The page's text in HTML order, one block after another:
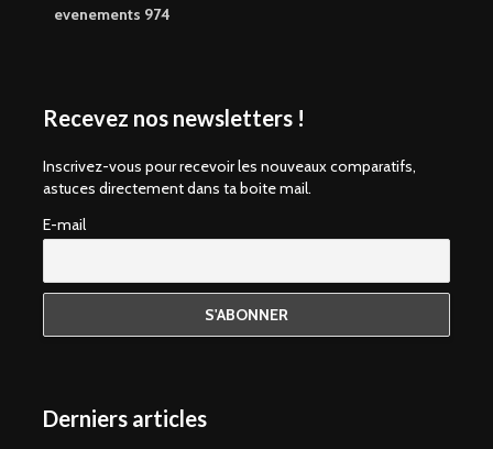
evenements 974
Recevez nos newsletters !
Inscrivez-vous pour recevoir les nouveaux comparatifs,
astuces directement dans ta boite mail.
E-mail
Derniers articles